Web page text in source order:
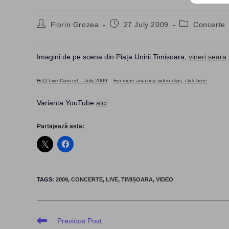
PostFlorin Grozea
Post27 July 2009
PostConcerte
Imagini de pe scena din Piața Unirii Timișoara, vineri seara:
Hi-Q Live Concert – July 2009 – For more amazing video clips, click here
Varianta YouTube aici
Partajează asta:
TAGS: 2009, CONCERTE, LIVE, TIMIȘOARA, VIDEO
Read
Previous Post